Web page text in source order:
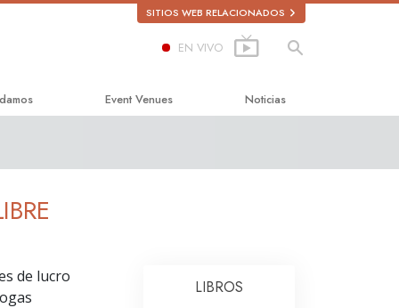
SITIOS WEB RELACIONADOS
EN VIVO
las Drogas
Event Venues Noticias
de lucro
LIBROS